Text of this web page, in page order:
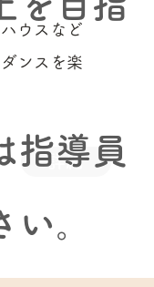
ウスなど
ンスを楽
詳細
指導員
。